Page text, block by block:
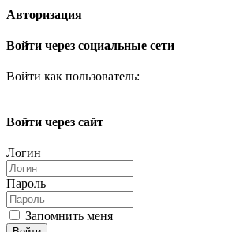
Авторизация
Войти через социальные сети
Войти как пользователь:
Войти через сайт
Логин
Пароль
Запомнить меня